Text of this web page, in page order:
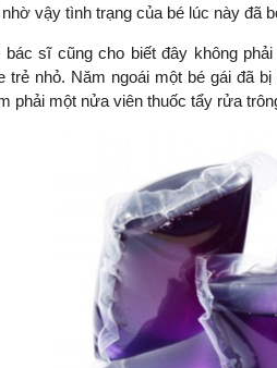
vậy tình trạng của bé lúc này đã
bác sĩ cũng cho biết đây không
trẻ nhỏ. Năm ngoái một bé gái đã
phải một nửa viên thuốc tẩy rửa